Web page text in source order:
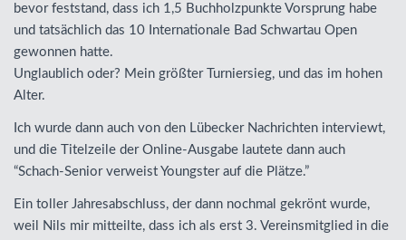
bevor feststand, dass ich 1,5 Buchholzpunkte Vorsprung habe
und tatsächlich das 10 Internationale Bad Schwartau Open
gewonnen hatte.
Unglaublich oder? Mein größter Turniersieg, und das im hohen
Alter.
Ich wurde dann auch von den Lübecker Nachrichten interviewt,
und die Titelzeile der Online-Ausgabe lautete dann auch
“Schach-Senior verweist Youngster auf die Plätze.”
Ein toller Jahresabschluss, der dann nochmal gekrönt wurde,
weil Nils mir mitteilte, dass ich als erst 3. Vereinsmitglied in die